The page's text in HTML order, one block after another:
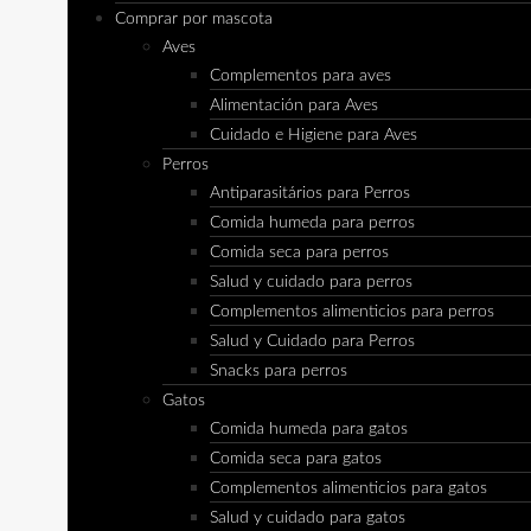
Comprar por mascota
Aves
Complementos para aves
Alimentación para Aves
Cuidado e Higiene para Aves
Perros
Antiparasitários para Perros
Comida humeda para perros
Comida seca para perros
Salud y cuidado para perros
Complementos alimenticios para perros
Salud y Cuidado para Perros
Snacks para perros
Gatos
Comida humeda para gatos
Comida seca para gatos
Complementos alimenticios para gatos
Salud y cuidado para gatos